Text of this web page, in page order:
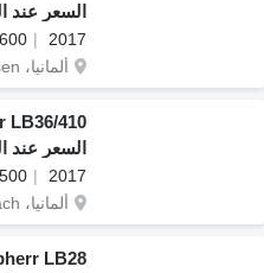
السعر عند
2017
2.600
ألمانيا، Schrobenhausen
LB36/410
السعر عند
2017
12.500
ألمانيا، Peutenhausen / Gachenbach
LB28